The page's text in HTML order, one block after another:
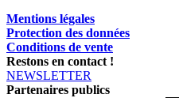
Mentions légales
Protection des données
Conditions de vente
Restons en contact !
NEWSLETTER
Partenaires publics